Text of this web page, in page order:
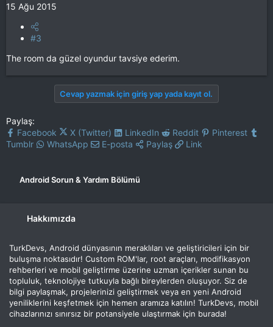
15 Ağu 2015
#3
The room da güzel oyundur tavsiye ederim.
Cevap yazmak için giriş yap yada kayıt ol.
Paylaş:
Facebook
X (Twitter) LinkedIn Reddit
Pinterest
Tumblr
WhatsApp E-posta Paylaş Link
Android Sorun & Yardım Bölümü
Hakkımızda
TurkDevs, Android dünyasının meraklıları ve geliştiricileri için bir
buluşma noktasıdır! Custom ROM'lar, root araçları, modifikasyon
rehberleri ve mobil geliştirme üzerine uzman içerikler sunan bu
topluluk, teknolojiye tutkuyla bağlı bireylerden oluşuyor. Siz de
bilgi paylaşmak, projelerinizi geliştirmek veya en yeni Android
yeniliklerini keşfetmek için hemen aramıza katılın! TurkDevs, mobil
cihazlarınızı sınırsız bir potansiyele ulaştırmak için burada!